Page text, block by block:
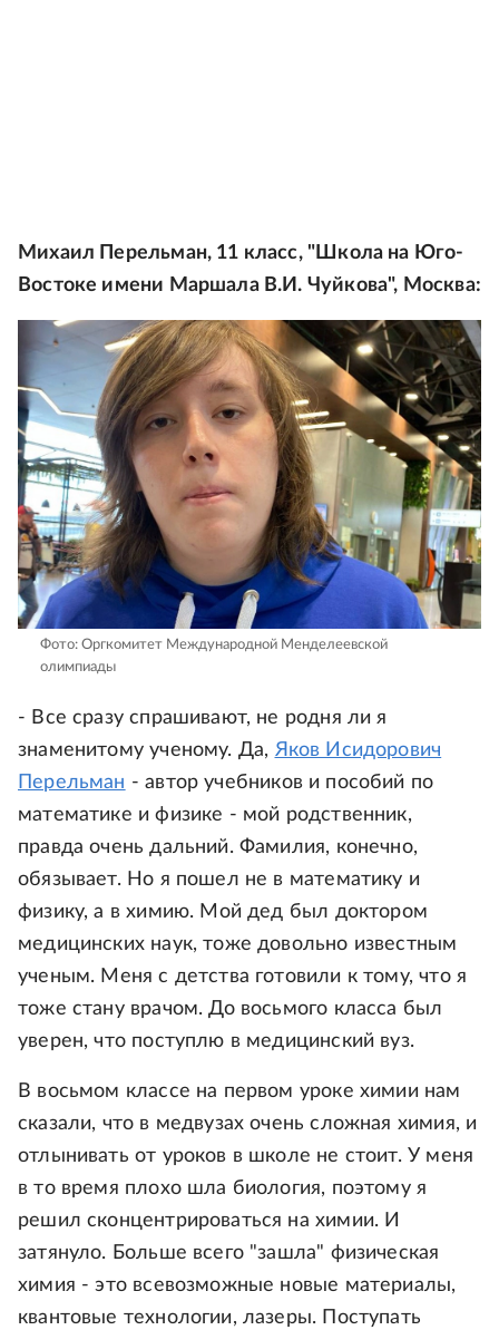
Михаил Перельман, 11 класс, "Школа на Юго-
Востоке имени Маршала В.И. Чуйкова", Москва:
Фото: Оргкомитет Международной Менделеевской
олимпиады
- Все сразу спрашивают, не родня ли я
знаменитому ученому. Да, Яков Исидорович
Перельман - автор учебников и пособий по
математике и физике - мой родственник,
правда очень дальний. Фамилия, конечно,
обязывает. Но я пошел не в математику и
физику, а в химию. Мой дед был доктором
медицинских наук, тоже довольно известным
ученым. Меня с детства готовили к тому, что я
тоже стану врачом. До восьмого класса был
уверен, что поступлю в медицинский вуз.
В восьмом классе на первом уроке химии нам
сказали, что в медвузах очень сложная химия, и
отлынивать от уроков в школе не стоит. У меня
в то время плохо шла биология, поэтому я
решил сконцентрироваться на химии. И
затянуло. Больше всего "зашла" физическая
химия - это всевозможные новые материалы,
квантовые технологии, лазеры. Поступать